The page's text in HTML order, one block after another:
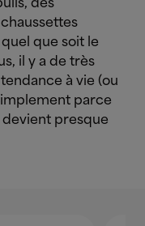
des
que soit le
il y a de très
à vie (ou
parce
devient presque